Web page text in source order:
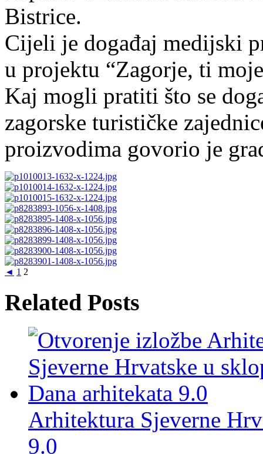
Bistrice.
Cijeli je događaj medijski
u projektu “Zagorje, ti
Kaj mogli pratiti što se
zagorske turističke
proizvodima govorio je
◄ 1 2
Related Posts
Arhitektura Sjeverne
9.0